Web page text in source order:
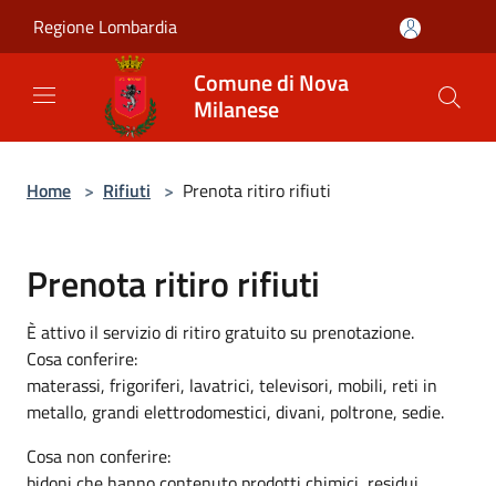
Regione Lombardia
Comune di Nova
Milanese
Home > Rifiuti > Prenota ritiro rifiuti
Prenota ritiro rifiuti
È attivo il servizio di ritiro gratuito su prenotazione.
Cosa conferire:
materassi, frigoriferi, lavatrici, televisori, mobili, reti in
metallo, grandi elettrodomestici, divani, poltrone, sedie.
Cosa non conferire: